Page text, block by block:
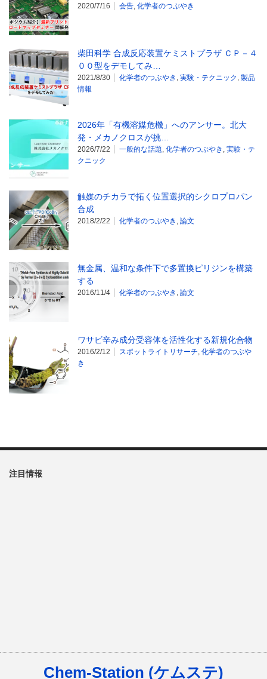
2020/7/16 会告, 化学者のつぶやき
柴田科学 合成反応装置ケミストプラザ ＣＰ－４
００型をデモしてみ…
2021/8/30 化学者のつぶやき , 実験・テクニック , 製品
情報
2026年「有機溶媒危機」へのアンサー。北大
発・メカノクロスが挑…
2026/7/22 一般的な話題, 化学者のつぶやき , 実験・テ
クニック
触媒のチカラで拓く位置選択的シクロプロパン
合成
2018/2/22 化学者のつぶやき , 論文
無金属、温和な条件下で多置換ピリジンを構築
する
2016/11/4 化学者のつぶやき , 論文
ワサビ辛み成分受容体を活性化する新規化合物
2016/2/12 スポットライトリサーチ, 化学者のつぶや
き
注目情報
Chem-Station (ケムステ)